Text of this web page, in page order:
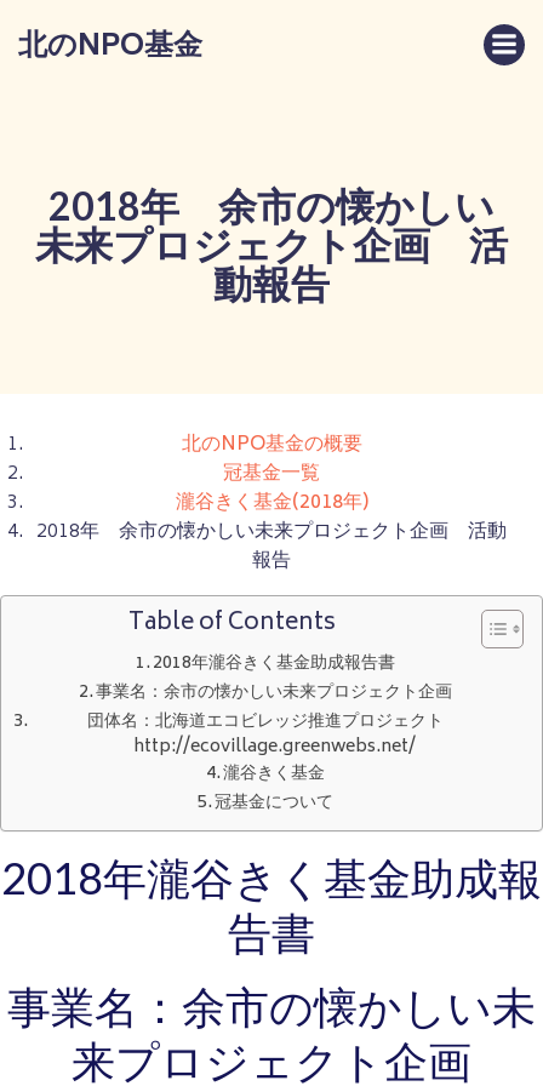
ス
キ
ッ
プ
北のNPO基金
2018年 余市の懐かしい
未来プロジェクト企画 活
動報告
北のNPO基金の概要
冠基金一覧
瀧谷きく基金(2018年)
2018年 余市の懐かしい未来プロジェクト企画 活動
報告
Table of Contents
2018年瀧谷きく基金助成報告書
事業名：余市の懐かしい未来プロジェクト企画
団体名：北海道エコビレッジ推進プロジェクト
http://ecovillage.greenwebs.net/
瀧谷きく基金
冠基金について
2018年瀧谷きく基金助成報
告書
事業名：余市の懐かしい未
来プロジェクト企画